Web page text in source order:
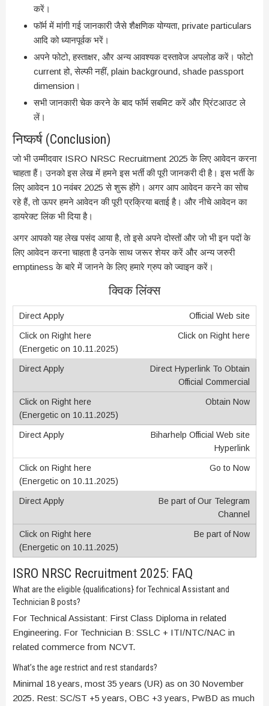
करें।
फॉर्म में मांगी गई जानकारी जैसे शैक्षणिक योग्यता, private particulars
आदि को ध्यानपूर्वक भरें।
अपने फोटो, हस्ताक्षर, और अन्य आवश्यक दस्तावेज अपलोड करें। फोटो
current हो, सेल्फी नहीं, plain background, shade passport
dimension।
सभी जानकारी चेक करने के बाद फॉर्म सबमिट करें और प्रिंटआउट ले
लें।
निष्कर्ष (Conclusion)
जो भी उम्मीदवार ISRO NRSC Recruitment 2025 के लिए आवेदन करना
चाहता हैं। उनको इस लेख में हमने इस भर्ती की पूरी जानकरी दी है। इस भर्ती के
लिए आवेदन 10 नवंबर 2025 से शुरू होंगे। अगर आप आवेदन करने का सोच
रहे हैं, तो ऊपर हमने आवेदन की पूरी प्रक्रिया बताई है। और नीचे आवेदन का
डायरेक्ट लिंक भी दिया है।
अगर आपको यह लेख पसंद आया है, तो इसे अपने दोस्तों और जो भी इन पदों के
लिए आवेदन करना चाहता है उनके साथ जरूर शेयर करें और अन्य जरुरी
emptiness के बारे में जानने के लिए हमारे ग्रुप को ज्वाइन करें।
क्विक लिंक्स
Official Web site
Click on Right here
Direct Hyperlink To Obtain
Official Commercial
Obtain Now
Biharhelp Official Web site
Hyperlink
Go to Now
Be part of Our Telegram
Channel
Be part of Now
ISRO NRSC Recruitment 2025: FAQ
What are the eligible {qualifications} for Technical Assistant and
Technician B posts?
For Technical Assistant: First Class Diploma in related
Engineering. For Technician B: SSLC + ITI/NTC/NAC in
related commerce from NCVT.
What’s the age restrict and rest standards?
Minimal 18 years, most 35 years (UR) as on 30 November
2025. Rest: SC/ST +5 years, OBC +3 years, PwBD as much